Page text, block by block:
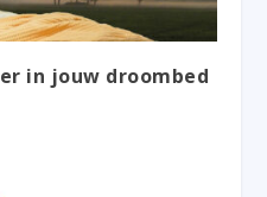
in jouw droombed